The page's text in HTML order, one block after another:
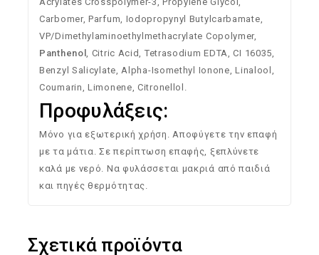
Carbomer, Parfum, Iodopropynyl Butylcarbamate,
VP/Dimethylaminoethylmethacrylate Copolymer,
Panthenol, Citric Acid, TetrasodiumEDTA,CI 16035,
Benzyl Salicylate,Alpha-Isomethyl Ionone,Linalool,
Coumarin, Limonene, Citronellol.
Προφυλάξεις:
Μόνο για εξωτερικήχρήση.Αποφύγετετην επαφή
μεταμάτια.Σεπερίπτωση επαφής, ξεπλύνετε
καλά με νερό. Να φυλάσσεται μακριά απόπαιδιά
καιπηγέςθερμότητας.
Σχετικά προϊόντα